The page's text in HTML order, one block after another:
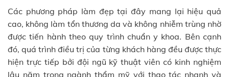
Các phương pháp làm đẹp tại đây mang lại hiệu quả
cao, không làm tổn thương da và không nhiễm trùng nhờ
được tiến hành theo quy trình chuẩn y khoa. Bên cạnh
đó, quá trình điều trị của từng khách hàng đều được thực
hiện trực tiếp bởi đội ngũ kỹ thuật viên có kinh nghiệm
lâu năm trong ngành thẩm mỹ với thao tác nhanh và